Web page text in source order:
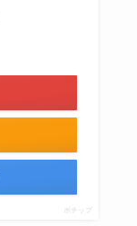
ポチップ